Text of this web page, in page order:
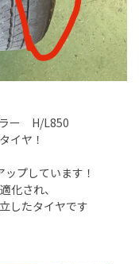
ー H/L850
イヤ！
プしています！
化され、
したタイヤです